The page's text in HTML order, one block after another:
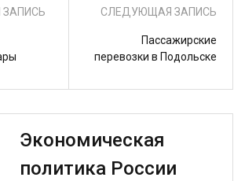
СЛЕДУЮЩАЯ ЗАПИСЬ
Пассажирские
перевозки в Подольске
Экономическая
политика России